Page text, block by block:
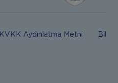
KVKK Aydınlatma Metni Bilgi